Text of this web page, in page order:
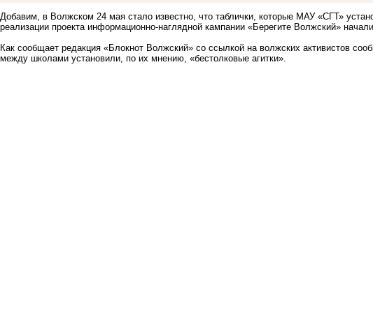
Добавим, в Волжском 24 мая стало известно, что таблички, которые МАУ «СГТ»
реализации проекта информационно-наглядной кампании «Берегите Волжский»
Как сообщает редакция «Блокнот Волжский» со ссылкой на волжских активистов
между школами установили, по их мнению, «бестолковые агитки».